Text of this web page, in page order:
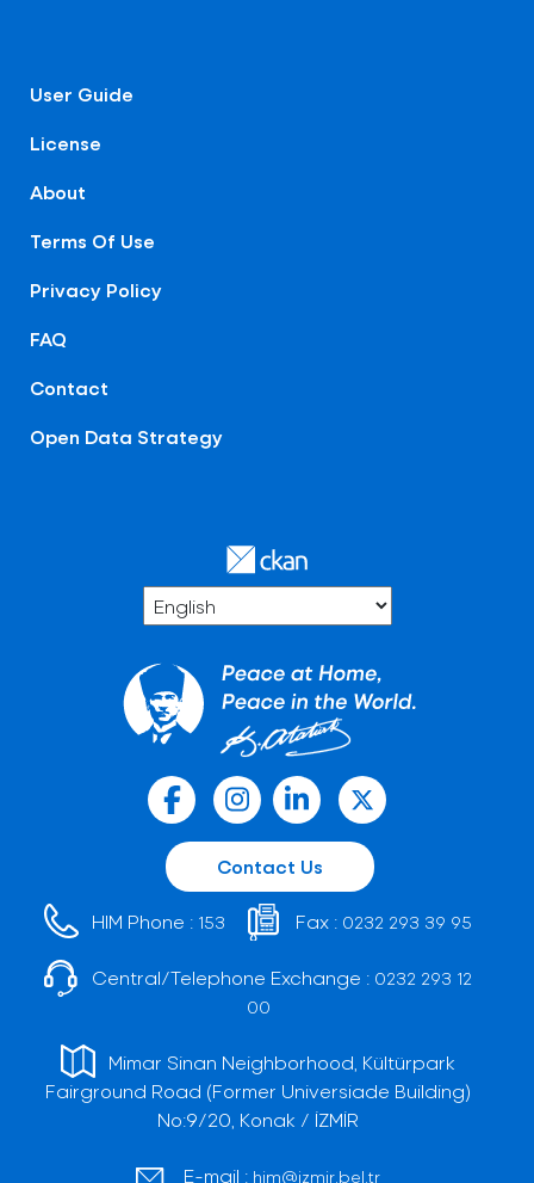
User Guide
License
About
Terms Of Use
Privacy Policy
FAQ
Contact
Open Data Strategy
Contact Us
HIM Phone : 153 Fax : 0232 293 39 95
Central/Telephone Exchange : 0232 293 12
00
Mimar Sinan Neighborhood, Kültürpark
Fairground Road (Former Universiade Building)
No:9/20, Konak / İZMİR
E-mail : him@izmir.bel.tr